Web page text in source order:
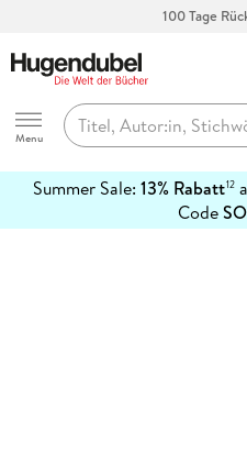
100 Tage
Hugendubel
Menu
Summer Sale: 13% Rabatt12
Code
erfahren